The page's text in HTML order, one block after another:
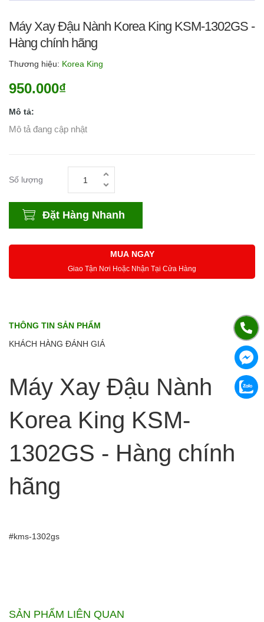
Máy Xay Đậu Nành Korea King KSM-1302GS -
Hàng chính hãng
Thương hiệu: Korea King
950.000₫
Mô tả:
Mô tả đang cập nhật
Số lượng
Đặt Hàng Nhanh
MUA NGAY
Giao Tận Nơi Hoặc Nhận Tại Cửa Hàng
THÔNG TIN SẢN PHẨM
KHÁCH HÀNG ĐÁNH GIÁ
Máy Xay Đậu Nành
Korea King KSM-
1302GS - Hàng chính
hãng
#kms-1302gs
SẢN PHẨM LIÊN QUAN